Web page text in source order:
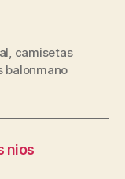
, camisetas
balonmano
nios